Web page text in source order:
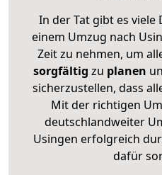
In der Tat gibt es viele
einem Umzug nach
Zeit zu nehmen, um
sorgfältig zu planen
sicherzustellen, dass
Mit der richtigen
deutschlandweiter
Usingen erfolgreich
dafür